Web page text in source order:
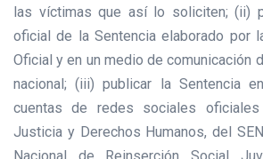
las víctimas que así lo soliciten; (ii)
oficial de la Sentencia elaborado por
Oficial y en un medio de comunicación
nacional; (iii) publicar la Sentencia
cuentas de redes sociales
Justicia y Derechos Humanos, del